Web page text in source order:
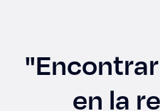
Aspirantes
en la